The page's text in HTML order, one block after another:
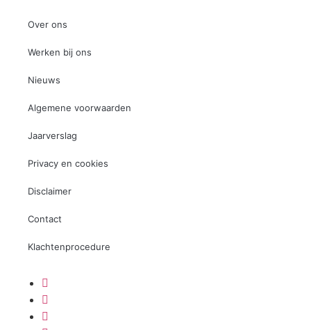
Over ons
Werken bij ons
Nieuws
Algemene voorwaarden
Jaarverslag
Privacy en cookies
Disclaimer
Contact
Klachtenprocedure